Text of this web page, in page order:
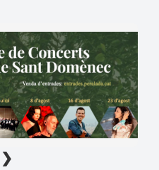
❯